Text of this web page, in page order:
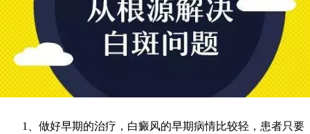
1、做好早期的治疗，白癜风的早期病情比较轻，患者只要